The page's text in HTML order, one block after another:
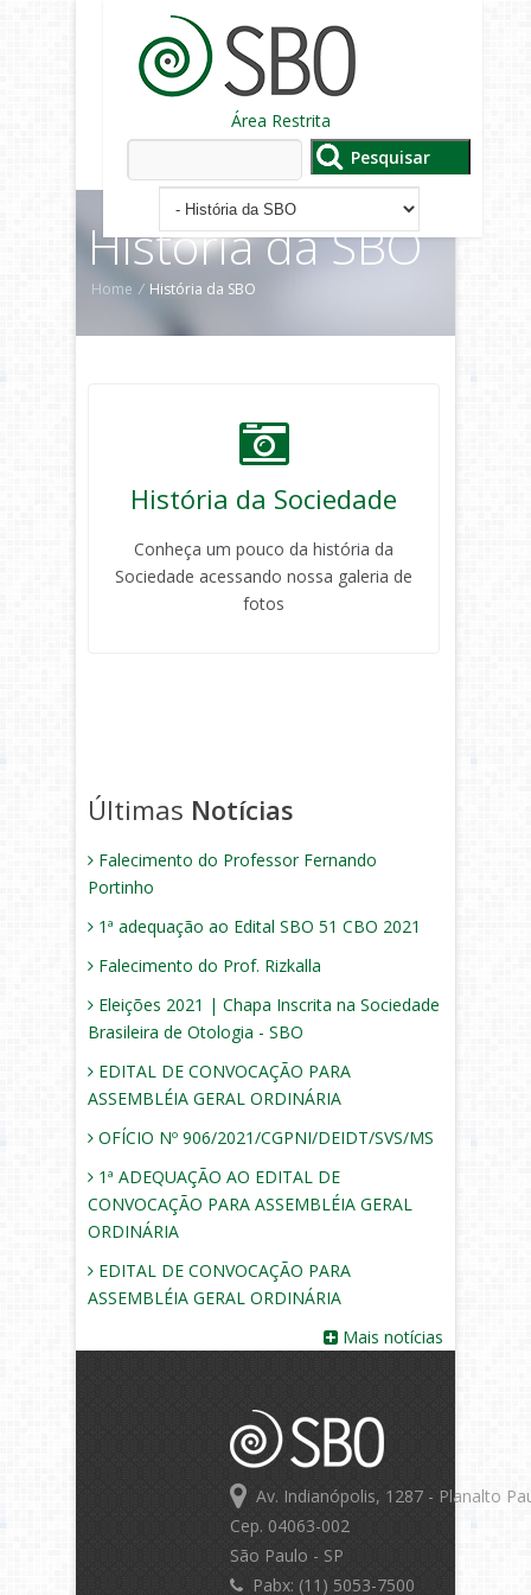
Área Restrita
História da SBO
Home / História da SBO
História da Sociedade
Conheça um pouco da história da
Sociedade acessando nossa galeria de
fotos
Últimas Notícias
Falecimento do Professor Fernando
Portinho
1ª adequação ao Edital SBO 51 CBO 2021
Falecimento do Prof. Rizkalla
Eleições 2021 | Chapa Inscrita na Sociedade
Brasileira de Otologia - SBO
EDITAL DE CONVOCAÇÃO PARA
ASSEMBLÉIA GERAL ORDINÁRIA
OFÍCIO Nº 906/2021/CGPNI/DEIDT/SVS/MS
1ª ADEQUAÇÃO AO EDITAL DE
CONVOCAÇÃO PARA ASSEMBLÉIA GERAL
ORDINÁRIA
EDITAL DE CONVOCAÇÃO PARA
ASSEMBLÉIA GERAL ORDINÁRIA
Mais notícias
Av. Indianópolis, 1287 - Planalto
Cep. 04063-002
São Paulo - SP
Pabx: (11) 5053-7500